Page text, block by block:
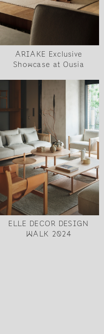
ARIAKE Exclusive
Showcase at Ousia
ELLE DECOR DESIGN
WALK 2024